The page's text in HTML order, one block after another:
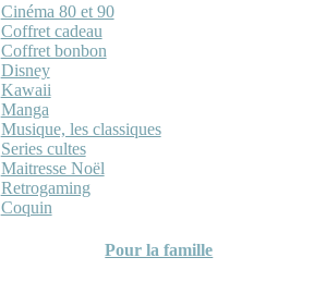
Cinéma 80 et 90
Coffret cadeau
Coffret bonbon
Disney
Kawaii
Manga
Musique, les classiques
Series cultes
Maitresse Noël
Retrogaming
Coquin
Pour la famille